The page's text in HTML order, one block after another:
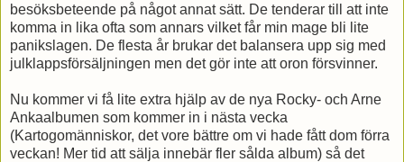
besöksbeteende på något annat sätt. De tenderar till att inte
komma in lika ofta som annars vilket får min mage bli lite
panikslagen. De flesta år brukar det balansera upp sig med
julklappsförsäljningen men det gör inte att oron försvinner.
Nu kommer vi få lite extra hjälp av de nya Rocky- och Arne
Ankaalbumen som kommer in i nästa vecka
(Kartogomänniskor, det vore bättre om vi hade fått dom förra
veckan! Mer tid att sälja innebär fler sålda album) så det